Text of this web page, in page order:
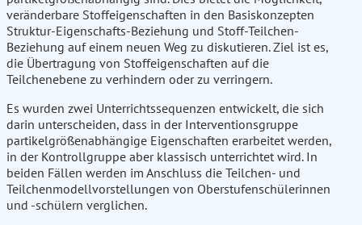
veränderbare Stoffeigenschaften in den Basiskonzepten
Struktur-Eigenschafts-Beziehung und Stoff-Teilchen-
Beziehung auf einem neuen Weg zu diskutieren. Ziel ist es,
die Übertragung von Stoffeigenschaften auf die
Teilchenebene zu verhindern oder zu verringern.
Es wurden zwei Unterrichtssequenzen entwickelt, die sich
darin unterscheiden, dass in der Interventionsgruppe
partikelgrößenabhängige Eigenschaften erarbeitet werden,
in der Kontrollgruppe aber klassisch unterrichtet wird. In
beiden Fällen werden im Anschluss die Teilchen- und
Teilchenmodellvorstellungen von Oberstufenschülerinnen
und -schülern verglichen.